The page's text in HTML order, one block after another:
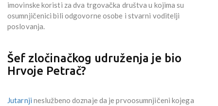
imovinske koristi za dva trgovačka društva u kojima su
osumnjičenici bili odgovorne osobe i stvarni voditelji
poslovanja.
Šef zločinačkog udruženja je bio
Hrvoje Petrač?
Jutarnji neslužbeno doznaje da je prvoosumnjičeni kojega